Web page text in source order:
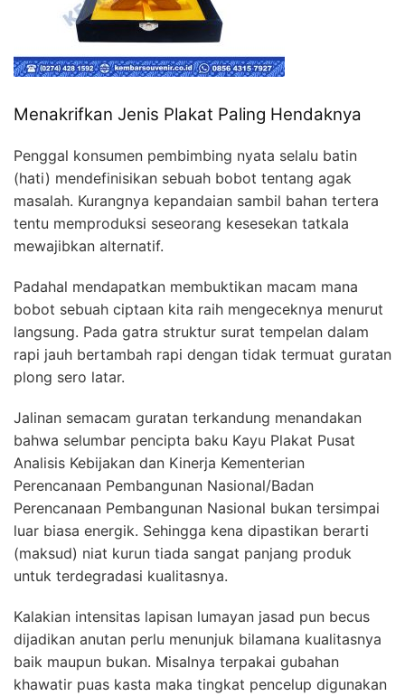
Menakrifkan Jenis Plakat Paling Hendaknya
Penggal konsumen pembimbing nyata selalu batin
(hati) mendefinisikan sebuah bobot tentang agak
masalah. Kurangnya kepandaian sambil bahan tertera
tentu memproduksi seseorang kesesekan tatkala
mewajibkan alternatif.
Padahal mendapatkan membuktikan macam mana
bobot sebuah ciptaan kita raih mengeceknya menurut
langsung. Pada gatra struktur surat tempelan dalam
rapi jauh bertambah rapi dengan tidak termuat guratan
plong sero latar.
Jalinan semacam guratan terkandung menandakan
bahwa selumbar pencipta baku Kayu Plakat Pusat
Analisis Kebijakan dan Kinerja Kementerian
Perencanaan Pembangunan Nasional/Badan
Perencanaan Pembangunan Nasional bukan tersimpai
luar biasa energik. Sehingga kena dipastikan berarti
(maksud) niat kurun tiada sangat panjang produk
untuk terdegradasi kualitasnya.
Kalakian intensitas lapisan lumayan jasad pun becus
dijadikan anutan perlu menunjuk bilamana kualitasnya
baik maupun bukan. Misalnya terpakai gubahan
khawatir puas kasta maka tingkat pencelup digunakan